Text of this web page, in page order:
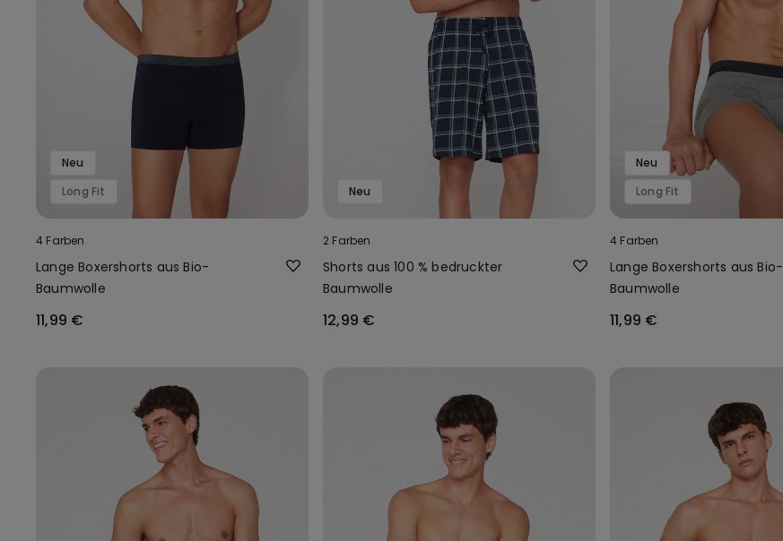
Neu
Long Fit
4 Farben
Lange Boxershorts aus Bio-
Baumwolle
11,99 €
Neu
2 Farben
Shorts aus 100 % bedruckter
Baumwolle
12,99 €
Neu
Long Fit
4 Farben
Lange Boxershorts aus Bio-
Baumwolle
11,99 €